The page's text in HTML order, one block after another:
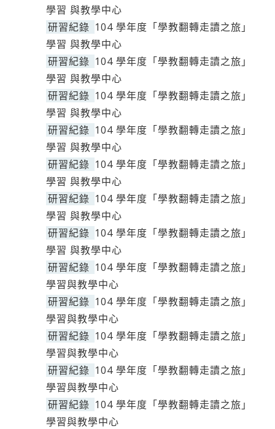
學習 與教學中心
研習紀錄 104 學年度「學教翻轉走讀之旅」
學習 與教學中心
研習紀錄 104 學年度「學教翻轉走讀之旅」
學習 與教學中心
研習紀錄 104 學年度「學教翻轉走讀之旅」
學習 與教學中心
研習紀錄 104 學年度「學教翻轉走讀之旅」
學習 與教學中心
研習紀錄 104 學年度「學教翻轉走讀之旅」
學習 與教學中心
研習紀錄 104 學年度「學教翻轉走讀之旅」
學習 與教學中心
研習紀錄 104 學年度「學教翻轉走讀之旅」
學習 與教學中心
研習紀錄 104 學年度「學教翻轉走讀之旅」
學習與教學中心
研習紀錄 104 學年度「學教翻轉走讀之旅」
學習與教學中心
研習紀錄 104 學年度「學教翻轉走讀之旅」
學習與教學中心
研習紀錄 104 學年度「學教翻轉走讀之旅」
學習與教學中心
研習紀錄 104 學年度「學教翻轉走讀之旅」
學習與教學中心